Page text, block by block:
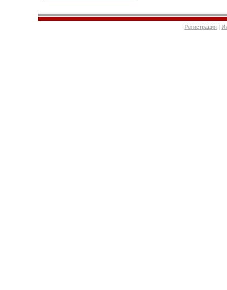
Регистрация |